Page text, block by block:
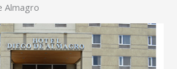
Almagro